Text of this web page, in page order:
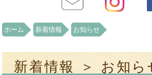
ホーム 新着情報 お知らせ
新着情報 ＞ お知ら